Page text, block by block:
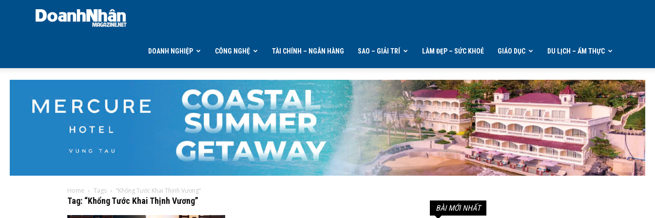
DOANH NGHIỆP CÔNG NGHỆ TÀI CHÍNH – NGÂN HÀNG SAO – GIẢI TRÍ LÀM ĐẸP – SỨC KHOẺ GIÁO DỤC DU LỊCH – ẨM THỰC
Home Tags “Khổng Tước Khai Thịnh Vương”
Tag: “Khổng Tước Khai Thịnh Vương”
BÀI MỚI NHẤT